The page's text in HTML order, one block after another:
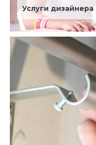
Услуги дизайнера